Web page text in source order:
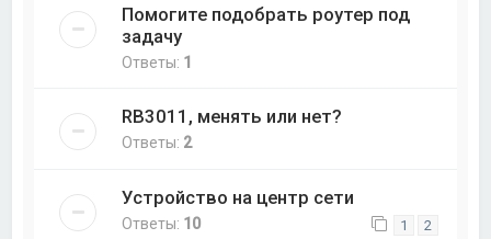
Помогите подобрать роутер под
задачу
Ответы: 1
RB3011, менять или нет?
Ответы: 2
Устройство на центр сети
Ответы: 10 1 2